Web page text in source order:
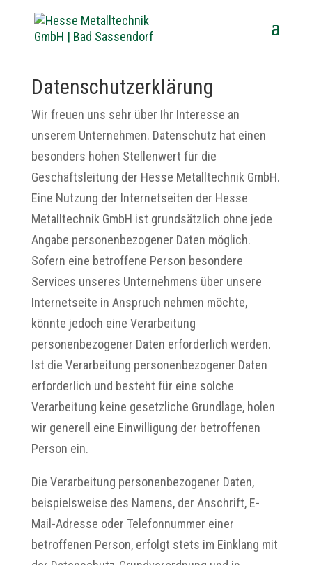
Datenschutzerklärung
Wir freuen uns sehr über Ihr Interesse an
unserem Unternehmen. Datenschutz hat einen
besonders hohen Stellenwert für die
Geschäftsleitung der Hesse Metalltechnik GmbH.
Eine Nutzung der Internetseiten der Hesse
Metalltechnik GmbH ist grundsätzlich ohne jede
Angabe personenbezogener Daten möglich.
Sofern eine betroffene Person besondere
Services unseres Unternehmens über unsere
Internetseite in Anspruch nehmen möchte,
könnte jedoch eine Verarbeitung
personenbezogener Daten erforderlich werden.
Ist die Verarbeitung personenbezogener Daten
erforderlich und besteht für eine solche
Verarbeitung keine gesetzliche Grundlage, holen
wir generell eine Einwilligung der betroffenen
Person ein.
Die Verarbeitung personenbezogener Daten,
beispielsweise des Namens, der Anschrift, E-
Mail-Adresse oder Telefonnummer einer
betroffenen Person, erfolgt stets im Einklang mit